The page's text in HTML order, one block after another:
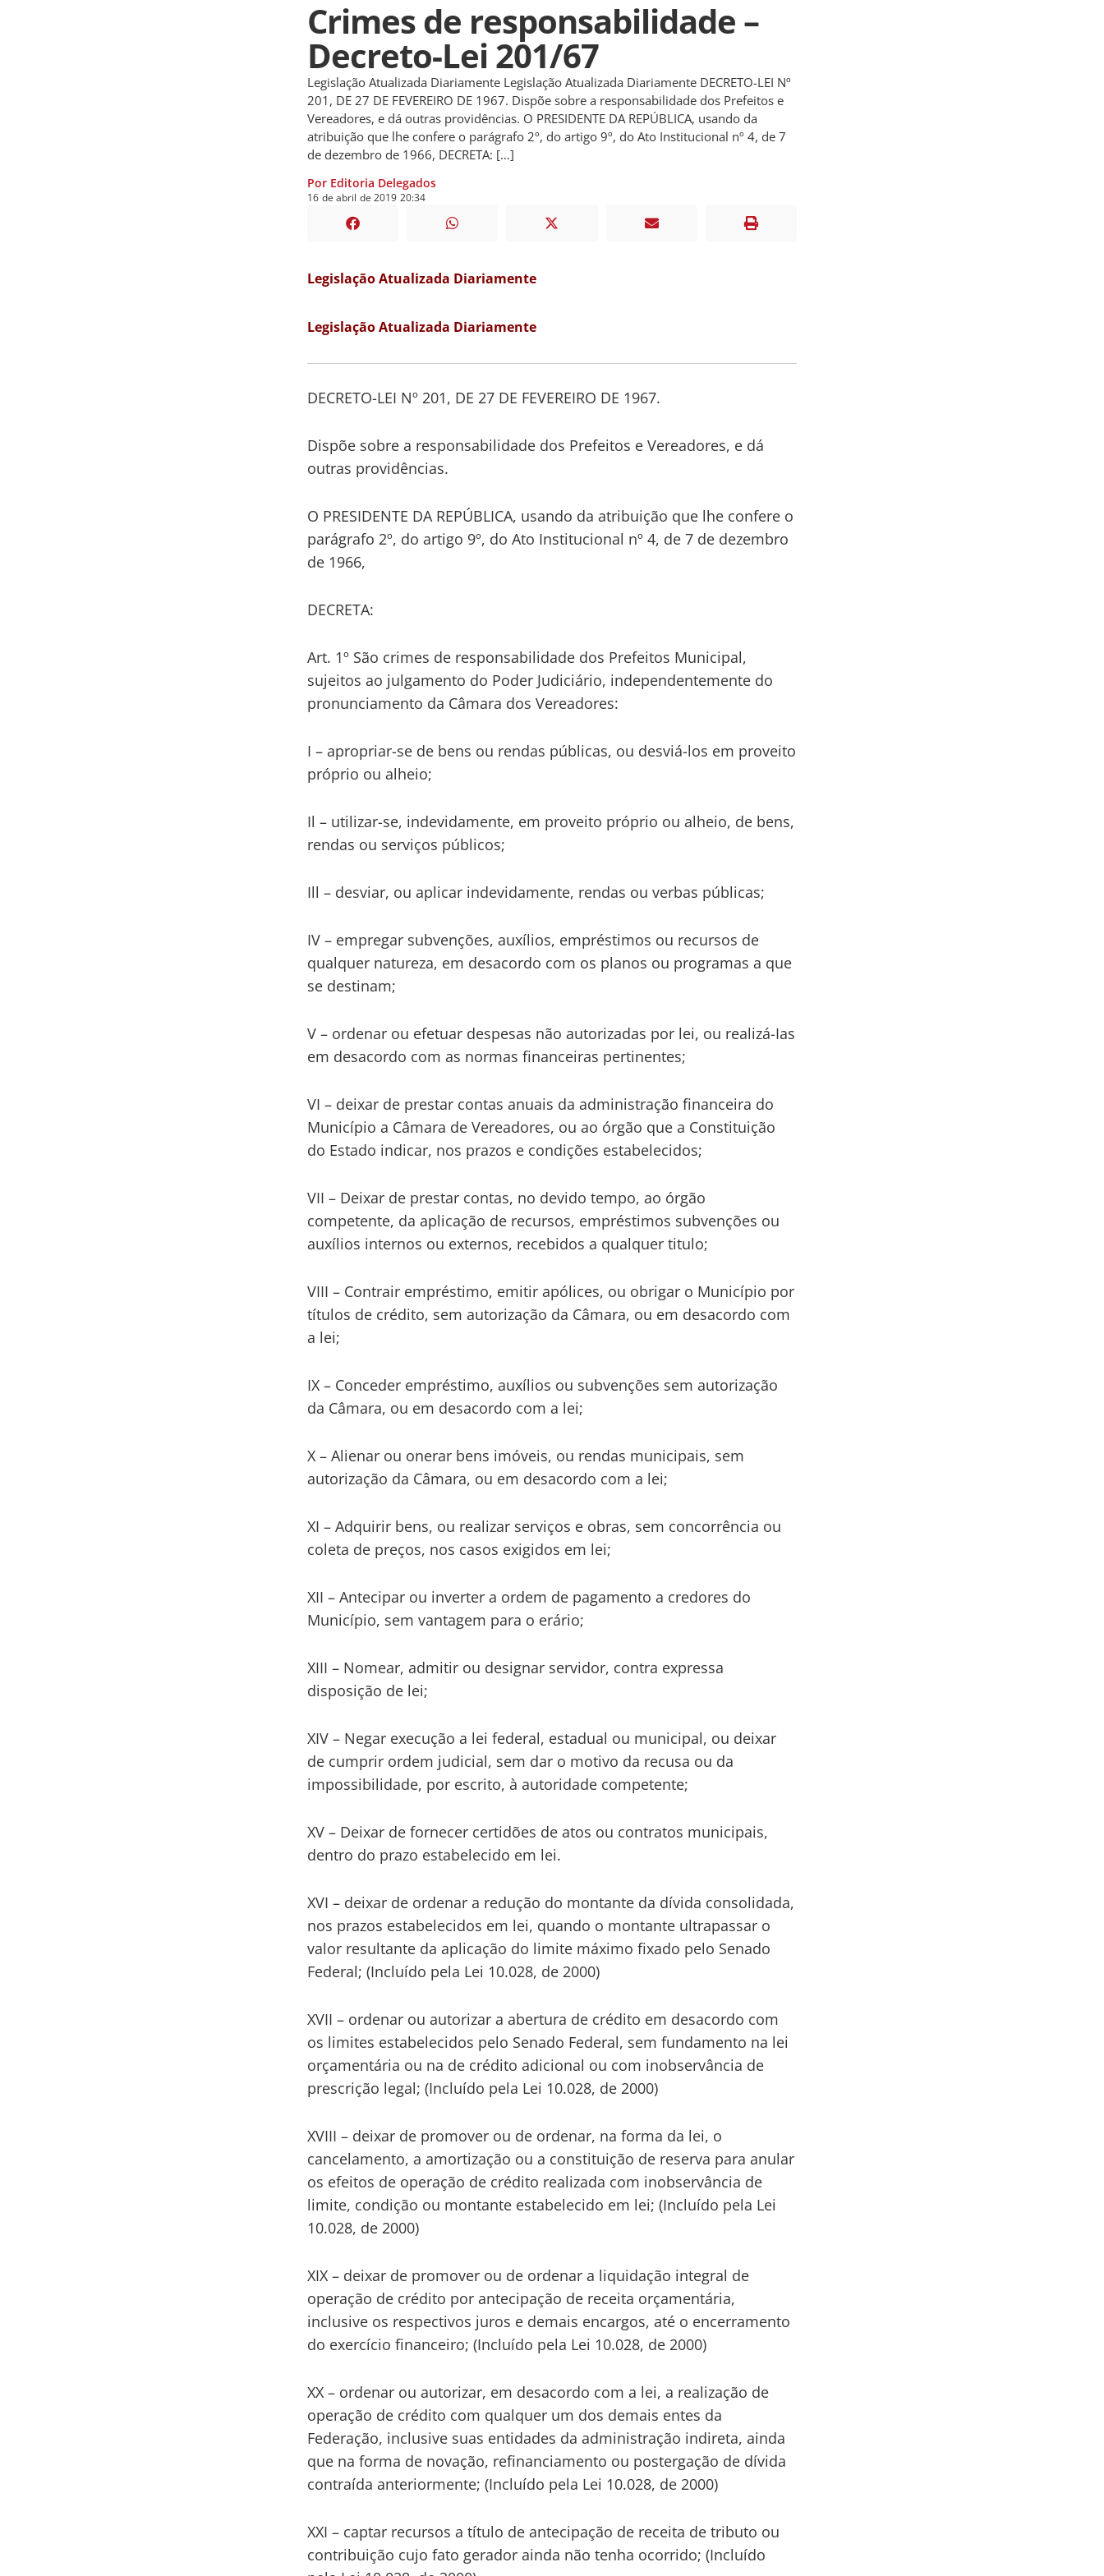
Crimes de responsabilidade –
Decreto-Lei 201/67
Legislação Atualizada Diariamente Legislação Atualizada Diariamente DECRETO-LEI Nº
201, DE 27 DE FEVEREIRO DE 1967. Dispõe sobre a responsabilidade dos Prefeitos e
Vereadores, e dá outras providências. O PRESIDENTE DA REPÚBLICA, usando da
atribuição que lhe confere o parágrafo 2º, do artigo 9º, do Ato Institucional nº 4, de 7
de dezembro de 1966, DECRETA: […]
Por Editoria Delegados
16 deabril de2019 20:34
Legislação Atualizada Diariamente
Legislação Atualizada Diariamente
DECRETO-LEI Nº 201, DE 27 DE FEVEREIRO DE 1967.
Dispõe sobre a responsabilidade dos Prefeitos e Vereadores, e dá
outras providências.
O PRESIDENTE DA REPÚBLICA, usando da atribuição que lhe confere o
parágrafo 2º, do artigo 9º, do Ato Institucional nº 4, de 7 de dezembro
de 1966,
DECRETA:
Art. 1º São crimes de responsabilidade dos Prefeitos Municipal,
sujeitos ao julgamento do Poder Judiciário, independentemente do
pronunciamento da Câmara dos Vereadores:
I – apropriar-se de bens ou rendas públicas, ou desviá-los em proveito
próprio ou alheio;
Il – utilizar-se, indevidamente, em proveito próprio ou alheio, de bens,
rendas ou serviços públicos;
Ill – desviar, ou aplicar indevidamente, rendas ou verbas públicas;
IV – empregar subvenções, auxílios, empréstimos ou recursos de
qualquer natureza, em desacordo com os planos ou programas a que
se destinam;
V – ordenar ou efetuar despesas não autorizadas por lei, ou realizá-Ias
em desacordo com as normas financeiras pertinentes;
VI – deixar de prestar contas anuais da administração financeira do
Município a Câmara de Vereadores, ou ao órgão que a Constituição
do Estado indicar, nos prazos e condições estabelecidos;
VII – Deixar de prestar contas, no devido tempo, ao órgão
competente, da aplicação de recursos, empréstimos subvenções ou
auxílios internos ou externos, recebidos a qualquer titulo;
VIII – Contrair empréstimo, emitir apólices, ou obrigar o Município por
títulos de crédito, sem autorização da Câmara, ou em desacordo com
a lei;
IX – Conceder empréstimo, auxílios ou subvenções sem autorização
da Câmara, ou em desacordo com a lei;
X – Alienar ou onerar bens imóveis, ou rendas municipais, sem
autorização da Câmara, ou em desacordo com a lei;
XI – Adquirir bens, ou realizar serviços e obras, sem concorrência ou
coleta de preços, nos casos exigidos em lei;
XII – Antecipar ou inverter a ordem de pagamento a credores do
Município, sem vantagem para o erário;
XIII – Nomear, admitir ou designar servidor, contra expressa
disposição de lei;
XIV – Negar execução a lei federal, estadual ou municipal, ou deixar
de cumprir ordem judicial, sem dar o motivo da recusa ou da
impossibilidade, por escrito, à autoridade competente;
XV – Deixar de fornecer certidões de atos ou contratos municipais,
dentro do prazo estabelecido em lei.
XVI – deixar de ordenar a redução do montante da dívida consolidada,
nos prazos estabelecidos em lei, quando o montante ultrapassar o
valor resultante da aplicação do limite máximo fixado pelo Senado
Federal; (Incluído pela Lei 10.028, de 2000)
XVII – ordenar ou autorizar a abertura de crédito em desacordo com
os limites estabelecidos pelo Senado Federal, sem fundamento na lei
orçamentária ou na de crédito adicional ou com inobservância de
prescrição legal; (Incluído pela Lei 10.028, de 2000)
XVIII – deixar de promover ou de ordenar, na forma da lei, o
cancelamento, a amortização ou a constituição de reserva para anular
os efeitos de operação de crédito realizada com inobservância de
limite, condição ou montante estabelecido em lei; (Incluído pela Lei
10.028, de 2000)
XIX – deixar de promover ou de ordenar a liquidação integral de
operação de crédito por antecipação de receita orçamentária,
inclusive os respectivos juros e demais encargos, até o encerramento
do exercício financeiro; (Incluído pela Lei 10.028, de 2000)
XX – ordenar ou autorizar, em desacordo com a lei, a realização de
operação de crédito com qualquer um dos demais entes da
Federação, inclusive suas entidades da administração indireta, ainda
que na forma de novação, refinanciamento ou postergação de dívida
contraída anteriormente; (Incluído pela Lei 10.028, de 2000)
XXI – captar recursos a título de antecipação de receita de tributo ou
contribuição cujo fato gerador ainda não tenha ocorrido; (Incluído